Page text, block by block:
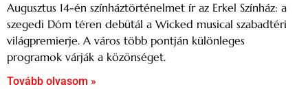
Augusztus 14-én színháztörténelmet ír az Erkel Színház: a
szegedi Dóm téren debütál a Wicked musical szabadtéri
világpremierje. A város több pontján különleges
programok várják a közönséget.
Tovább olvasom »